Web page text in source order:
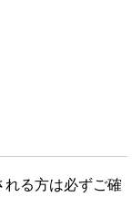
る方は必ずご確